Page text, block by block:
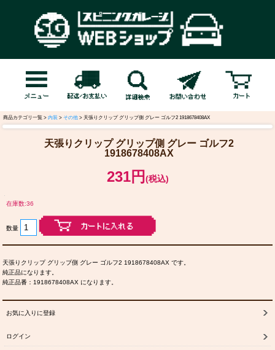
商品カテゴリ一覧 > 内装 > その他 > 天張りクリップ グリップ側 グレー ゴルフ2 1918678408AX
天張りクリップ グリップ側 グレー ゴルフ2
1918678408AX
231円 (税込)
在庫数:36
数量
天張りクリップ グリップ側 グレー ゴルフ2 1918678408AX です。
純正品になります。
純正品番：1918678408AX になります。
お気に入りに登録
ログイン